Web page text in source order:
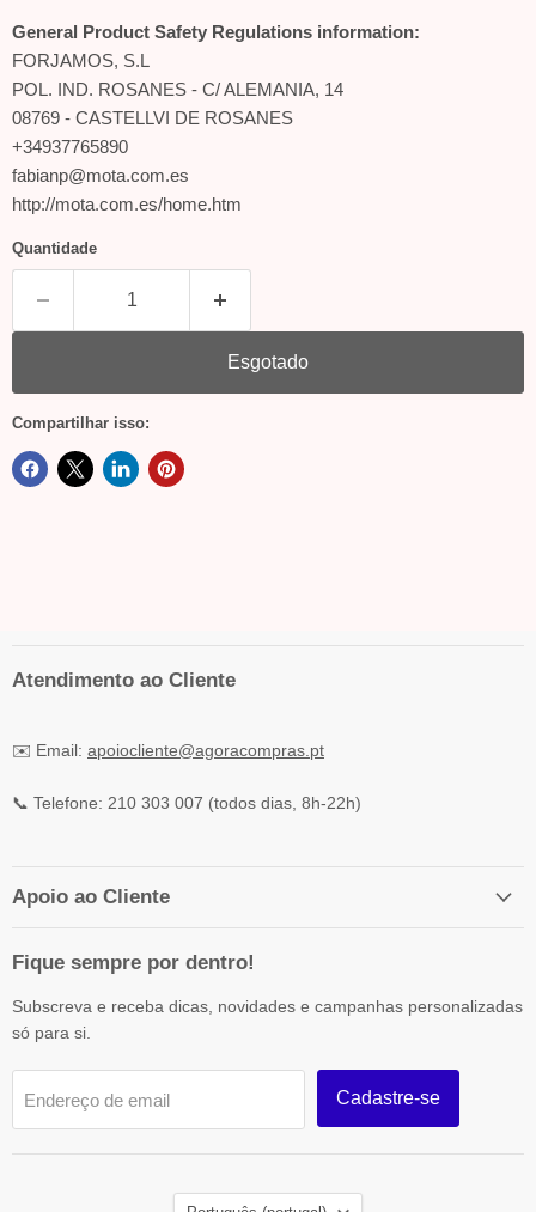
General Product Safety Regulations information:
FORJAMOS, S.L
POL. IND. ROSANES - C/ ALEMANIA, 14
08769 - CASTELLVI DE ROSANES
+34937765890
fabianp@mota.com.es
http://mota.com.es/home.htm
Quantidade
Esgotado
Compartilhar isso:
Atendimento ao Cliente
✉️ Email: apoiocliente@agoracompras.pt
📞 Telefone: 210 303 007 (todos dias, 8h-22h)
Apoio ao Cliente
Fique sempre por dentro!
Subscreva e receba dicas, novidades e campanhas personalizadas
só para si.
Endereço de email Cadastre-se